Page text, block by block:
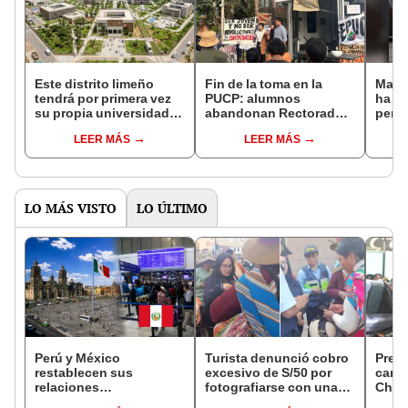
Este distrito limeño
tendrá por primera vez
su propia universidad
carreras pregrado,
posgrado y centros de
LEER MÁS
Fin de la toma en la
PUCP: alumnos
abandonan Rectorado
autoridades sobre
nueva pensión
LEER MÁS
ha
LO MÁS VISTO LO ÚLTIMO
Perú y México
restablecen sus
relaciones
Turista denunció cobro
excesivo de S/50 por
fotografiarse con una